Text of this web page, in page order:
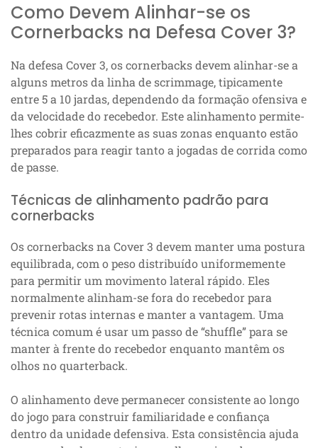
Como Devem Alinhar-se os
Cornerbacks na Defesa Cover 3?
Na defesa Cover 3, os cornerbacks devem alinhar-se a
alguns metros da linha de scrimmage, tipicamente
entre 5 a 10 jardas, dependendo da formação ofensiva e
da velocidade do recebedor. Este alinhamento permite-
lhes cobrir eficazmente as suas zonas enquanto estão
preparados para reagir tanto a jogadas de corrida como
de passe.
Técnicas de alinhamento padrão para
cornerbacks
Os cornerbacks na Cover 3 devem manter uma postura
equilibrada, com o peso distribuído uniformemente
para permitir um movimento lateral rápido. Eles
normalmente alinham-se fora do recebedor para
prevenir rotas internas e manter a vantagem. Uma
técnica comum é usar um passo de “shuffle” para se
manter à frente do recebedor enquanto mantêm os
olhos no quarterback.
O alinhamento deve permanecer consistente ao longo
do jogo para construir familiaridade e confiança
dentro da unidade defensiva. Esta consistência ajuda